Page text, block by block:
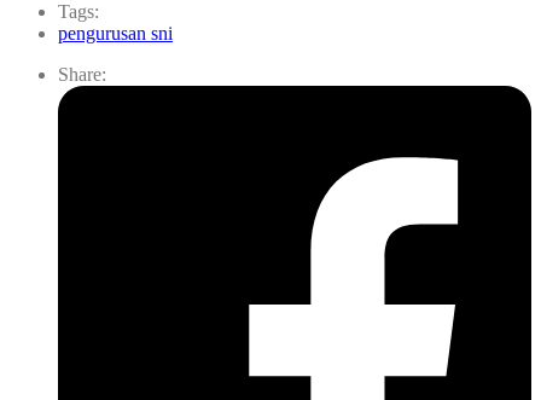
Tags:
pengurusan sni
Share: